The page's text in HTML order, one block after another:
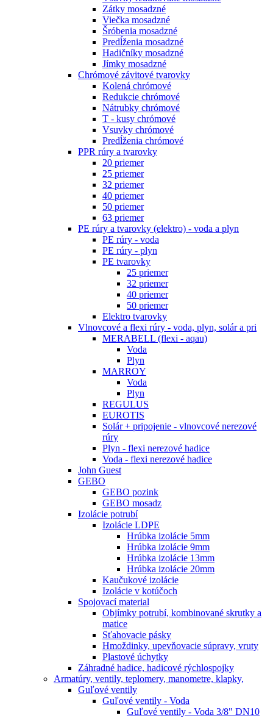
Zátky mosadzné
Viečka mosadzné
Šróbenia mosadzné
Predĺženia mosadzné
Hadičníky mosadzné
Jímky mosadzné
Chrómové závitové tvarovky
Kolená chrómové
Redukcie chrómové
Nátrubky chrómové
T - kusy chrómové
Vsuvky chrómové
Predĺženia chrómové
PPR rúry a tvarovky
20 priemer
25 priemer
32 priemer
40 priemer
50 priemer
63 priemer
PE rúry a tvarovky (elektro) - voda a plyn
PE rúry - voda
PE rúry - plyn
PE tvarovky
25 priemer
32 priemer
40 priemer
50 priemer
Elektro tvarovky
Vlnovcové a flexi rúry - voda, plyn, solár a pri
MERABELL (flexi - aqau)
Voda
Plyn
MARROY
Voda
Plyn
REGULUS
EUROTIS
Solár + pripojenie - vlnovcové nerezové
rúry
Plyn - flexi nerezové hadice
Voda - flexi nerezové hadice
John Guest
GEBO
GEBO pozink
GEBO mosadz
Izolácie potrubí
Izolácie LDPE
Hrúbka izolácie 5mm
Hrúbka izolácie 9mm
Hrúbka izolácie 13mm
Hrúbka izolácie 20mm
Kaučukové izolácie
Izolácie v kotúčoch
Spojovací material
Objímky potrubí, kombinované skrutky a
matice
Sťahovacie pásky
Hmoždinky, upevňovacie súpravy, vruty
Plastové úchytky
Záhradné hadice, hadicové rýchlospojky
Armatúry, ventily, teplomery, manometre, klapky,
Guľové ventily
Guľové ventily - Voda
Guľové ventily - Voda 3/8" DN10